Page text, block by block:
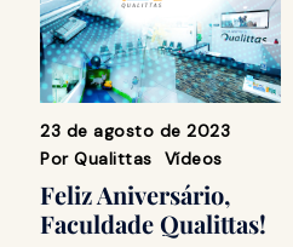
23 de agosto de 2023
Por Qualittas Vídeos
Feliz Aniversário,
Faculdade Qualittas!